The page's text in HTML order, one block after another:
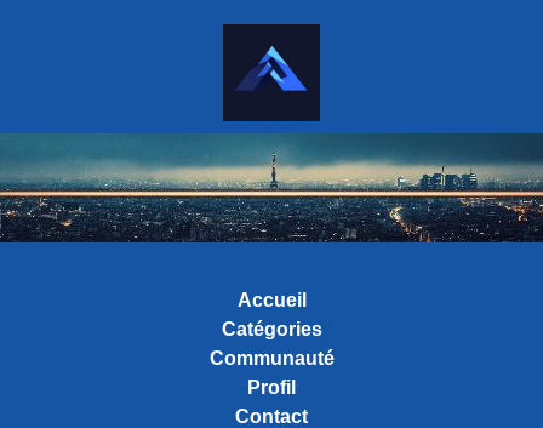
Accueil
Catégories
Communauté
Profil
Contact